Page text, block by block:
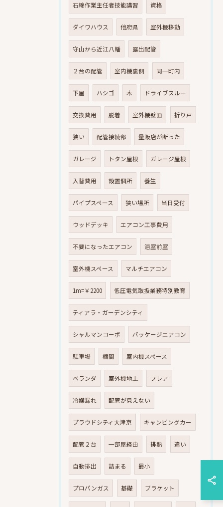
石綿作業主任者技能講習 資格
ダイワハウス 他府県 室外機移動
守山から近江八幡 露出配管
２台の配管 室内機裏側 同一町内
下屋 ハシゴ 木 ドライブスルー
交換費用 脱着 室外機壁面 折り戸
狭い 配管接続部 量販店が断った
ガレージ トタン屋根 ガレージ屋根
入替費用 設置個所 養生
パイプスペース 狭い場所 当日受付
ウッドデッキ エアコン工事費用
不要になったエアコン 浴室前室
室外機スペース マルチエアコン
1m=￥2200 低圧電気取扱業務特別教育
ティアラ・ガーデンシティ
シャルマンコーポ パッケージエアコン
駐車場 欄間 室内機スペース
ベランダ 室外機地上 フレア
冷媒漏れ 配管が見えない
プラウドシティ大津京 キャンピングカー
配管２台 一部屋経由 排熱 違い
自動排出 詰まる 最小
プロパンガス 基礎 ブラケット